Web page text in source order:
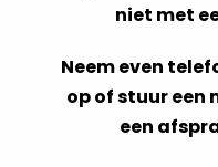
niet met
Neem even
op of stuur een
een